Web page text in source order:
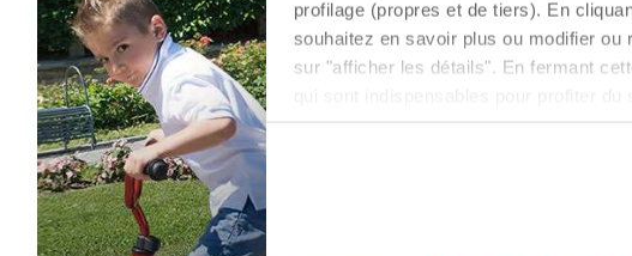
profilage (propres et de tiers). En
souhaitez en savoir plus ou modifier
sur "afficher les détails". En fermant